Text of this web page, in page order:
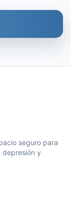
seguro para
depresión y